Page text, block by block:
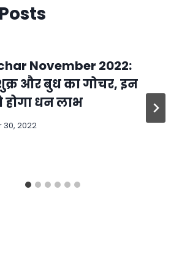
November 2022:
और बुध का गोचर, इन
होगा धन लाभ
2022